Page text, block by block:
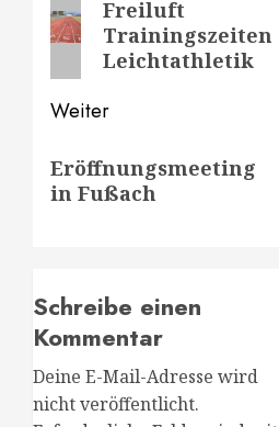
Vorheriger
Beitrag:
Freiluft
Trainingszeiten
Leichtathletik
Weiter
Beitrag:
Eröffnungsmeeting
in Fußach
Schreibe einen
Kommentar
Deine E-Mail-Adresse wird
nicht veröffentlicht.